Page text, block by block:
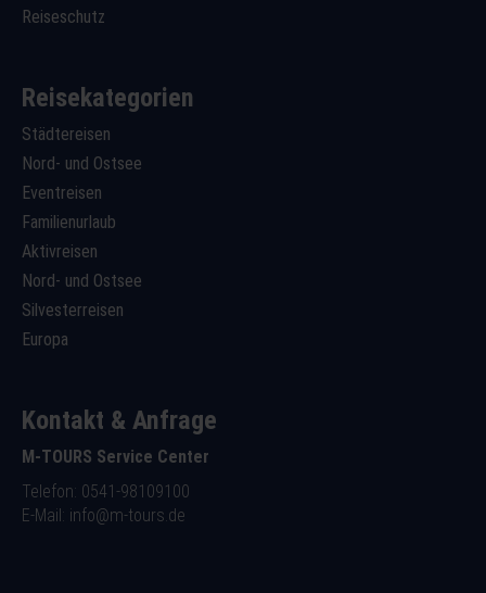
Reiseschutz
Reisekategorien
Städtereisen
Nord- und Ostsee
Eventreisen
Familienurlaub
Aktivreisen
Nord- und Ostsee
Silvesterreisen
Europa
Kontakt & Anfrage
M-TOURS Service Center
Telefon: 0541-98109100
E-Mail: info@m-tours.de